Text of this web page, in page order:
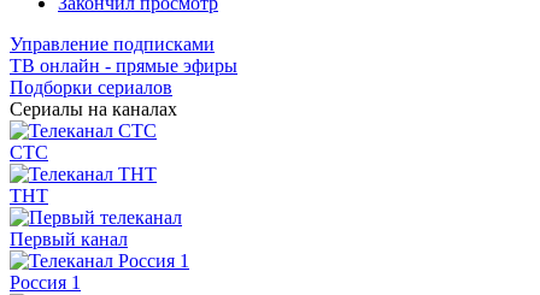
Управление подписками
ТВ онлайн - прямые эфиры
Подборки сериалов
Сериалы на каналах
СТС
ТНТ
Первый канал
Россия 1